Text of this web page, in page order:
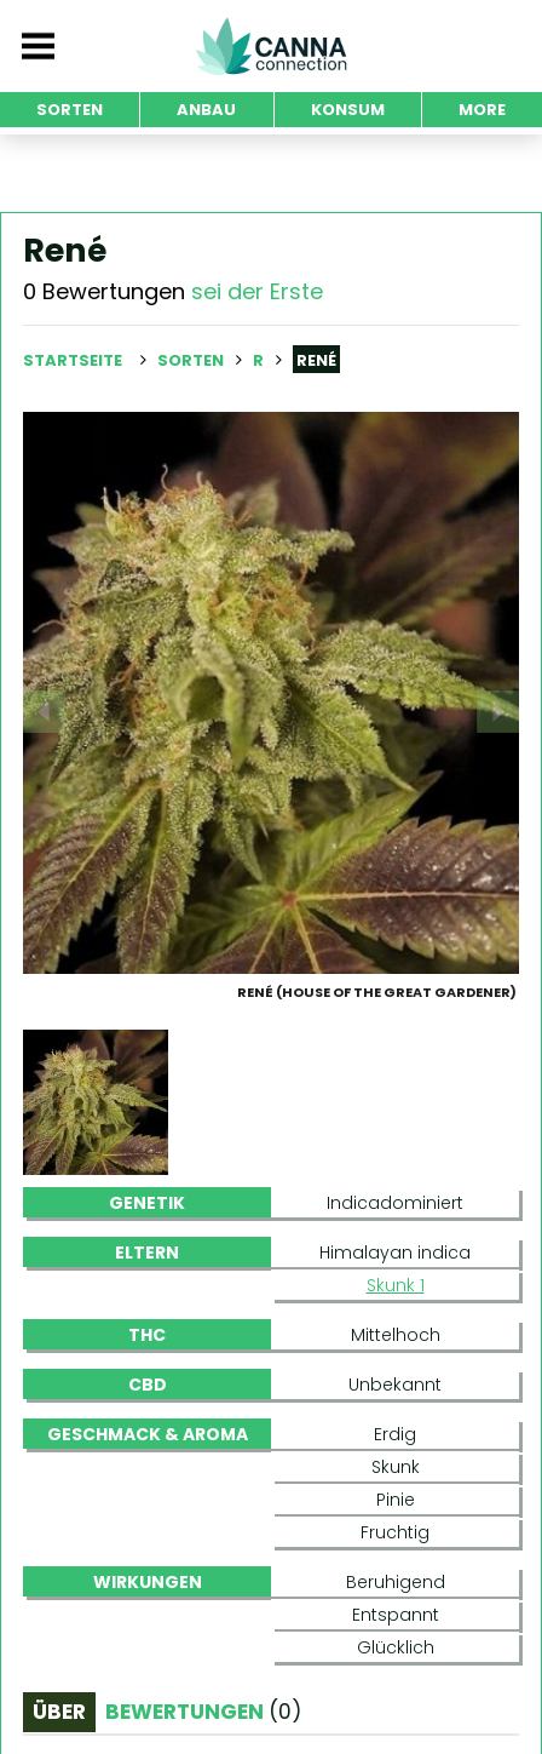
SORTEN ANBAU KONSUM MORE
René
0 Bewertungen sei der Erste
STARTSEITE SORTEN R RENÉ
RENÉ (HOUSE OF THE GREAT GARDENER)
GENETIK Indicadominiert
ELTERN
Himalayan indica
Skunk 1
THC Mittelhoch
CBD Unbekannt
GESCHMACK & AROMA
Erdig
Skunk
Pinie
Fruchtig
WIRKUNGEN
Beruhigend
Entspannt
Glücklich
ÜBER BEWERTUNGEN (0)